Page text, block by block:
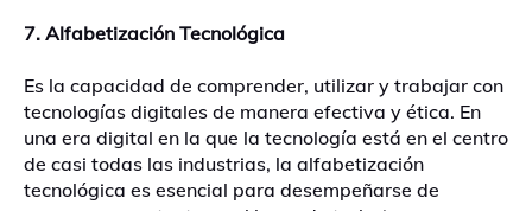
7. Alfabetización Tecnológica
Es la capacidad de comprender, utilizar y trabajar con
tecnologías digitales de manera efectiva y ética. En
una era digital en la que la tecnología está en el centro
de casi todas las industrias, la alfabetización
tecnológica es esencial para desempeñarse de